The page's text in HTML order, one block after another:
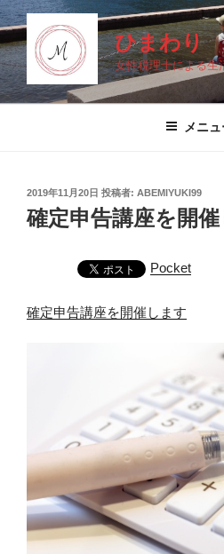
コ
ン
テ
ン
ツ
ひまわり
女性税理士による生
メニュ
投
稿
日:
2019年11月20日 投稿者: ABEMIYUKI99
確定申告講座を開
Pocket
確定申告講座を開催します